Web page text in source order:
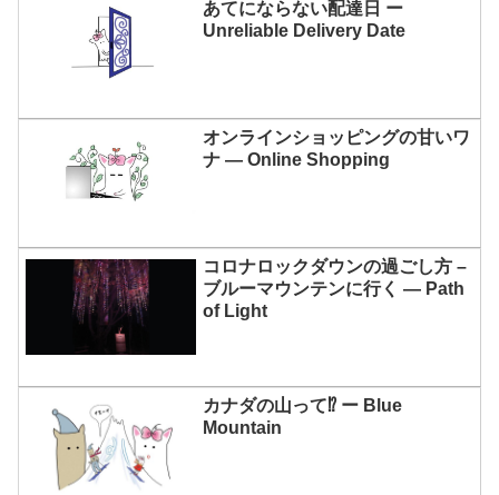
あてにならない配達日 ー
Unreliable Delivery Date
オンラインショッピングの甘いワ
ナ ― Online Shopping
コロナロックダウンの過ごし方 –
ブルーマウンテンに行く ― Path
of Light
カナダの山って⁉ ー Blue
Mountain